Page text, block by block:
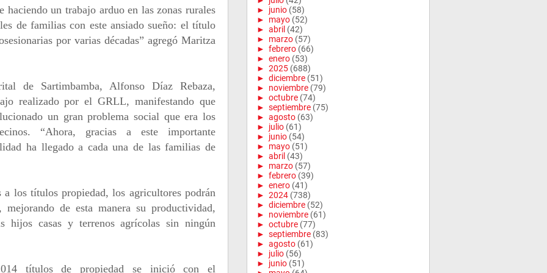
haciendo un trabajo arduo en las zonas rurales
de familias con este ansiado sueño: el título
por varias décadas” agregó Maritza
de Sartimbamba, Alfonso Díaz Rebaza,
realizado por el GRLL, manifestando que
un gran problema social que era los
“Ahora, gracias a este importante
ha llegado a cada una de las familias de
a los títulos propiedad, los agricultores podrán
mejorando de esta manera su productividad,
hijos casas y terrenos agrícolas sin ningún
títulos de propiedad se inició con el
► junio (58)
► mayo (52)
► abril (42)
► marzo (57)
► febrero (66)
► enero (53)
► 2025 (688)
► diciembre (51)
► noviembre (79)
► octubre (74)
► septiembre (75)
► agosto (63)
► julio (61)
► junio (54)
► mayo (51)
► abril (43)
► marzo (57)
► febrero (39)
► enero (41)
► 2024 (738)
► diciembre (52)
► noviembre (61)
► octubre (77)
► septiembre (83)
► agosto (61)
► julio (56)
► junio (51)